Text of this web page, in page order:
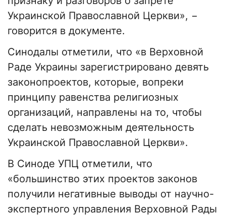
Украинской Православной Церкви», −
говорится в документе.
Синодалы отметили, что «в Верховной
Раде Украины зарегистрировано девять
законопроектов, которые, вопреки
принципу равенства религиозных
организаций, направлены на то, чтобы
сделать невозможным деятельность
Украинской Православной Церкви».
В Синоде УПЦ отметили, что
«большинство этих проектов законов
получили негативные выводы от научно-
экспертного управления Верховной Рады